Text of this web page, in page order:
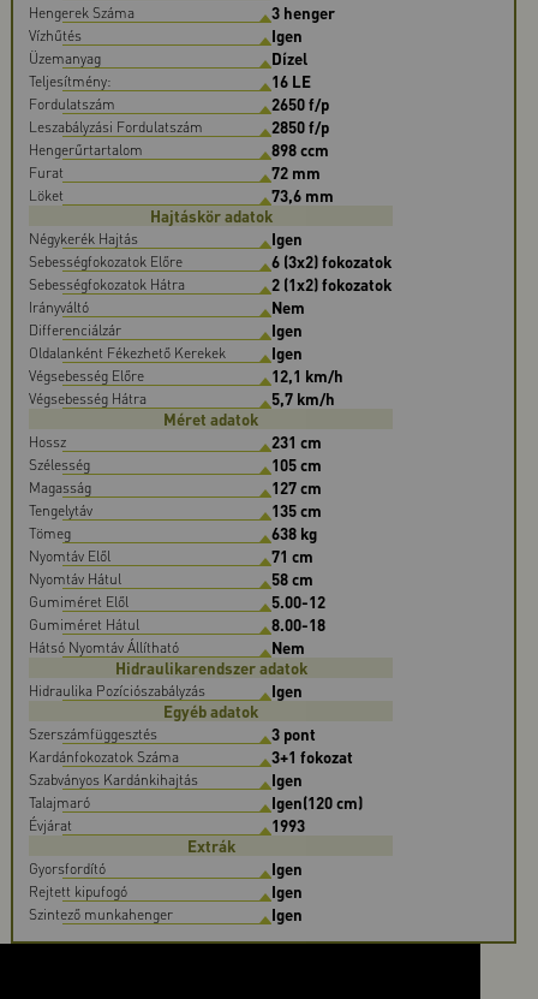
Hengerek Száma 3 henger
Vízhűtés Igen
Üzemanyag Dízel
Teljesítmény: 16 LE
Fordulatszám 2650 f/p
Leszabályzási Fordulatszám 2850 f/p
Hengerűrtartalom 898 ccm
Furat 72 mm
Löket
73,6 mm
Hajtáskör adatok
Négykerék Hajtás Igen
Sebességfokozatok Előre 6 (3x2) fokozatok
Sebességfokozatok Hátra 2 (1x2) fokozatok
Irányváltó Nem
Differenciálzár Igen
Oldalanként Fékezhető Kerekek Igen
Végsebesség Előre 12,1 km/h
Végsebesség Hátra
5,7 km/h
Méret adatok
Hossz 231 cm
Szélesség 105 cm
Magasság 127 cm
Tengelytáv 135 cm
Tömeg 638 kg
Nyomtáv Elől 71 cm
Nyomtáv Hátul 58 cm
Gumiméret Elől 5.00-12
Gumiméret Hátul 8.00-18
Hátsó Nyomtáv Állítható
Nem
Hidraulikarendszer adatok
Hidraulika Pozíciószabályzás
Igen
Egyéb adatok
Szerszámfüggesztés 3 pont
Kardánfokozatok Száma 3+1 fokozat
Szabványos Kardánkihajtás Igen
Talajmaró Igen(120 cm)
Évjárat
1993
Extrák
Gyorsfordító Igen
Rejtett kipufogó Igen
Szintező munkahenger Igen